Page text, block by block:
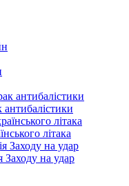
літака
Заходу на удар